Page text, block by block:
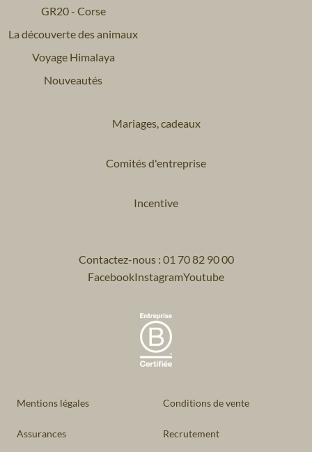
GR20 - Corse
La découverte des animaux
Voyage Himalaya
Nouveautés
Mariages, cadeaux
Comités d'entreprise
Incentive
Contactez-nous : 01 70 82 90 00
FacebookInstagramYoutube
Mentions légales Conditions de vente
Assurances Recrutement